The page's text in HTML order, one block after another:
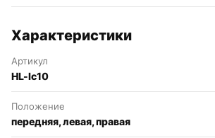
Характеристики
Артикул
HL-lc10
Положение
передняя, левая, правая